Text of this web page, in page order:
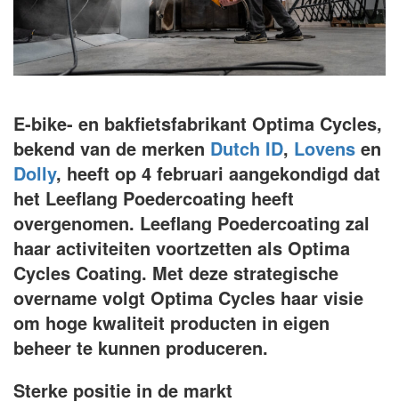
E-bike- en bakfietsfabrikant Optima Cycles,
bekend van de merken Dutch ID, Lovens en
Dolly, heeft op 4 februari aangekondigd dat
het Leeflang Poedercoating heeft
overgenomen. Leeflang Poedercoating zal
haar activiteiten voortzetten als Optima
Cycles Coating. Met deze strategische
overname volgt Optima Cycles haar visie
om hoge kwaliteit producten in eigen
beheer te kunnen produceren.
Sterke positie in de markt